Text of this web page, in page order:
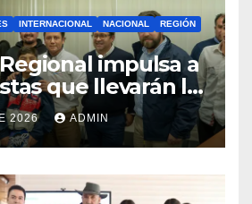
INTERNACIONAL NACIONAL
REGIÓN
impulsa a
que llevarán la
a
2026 ADMIN